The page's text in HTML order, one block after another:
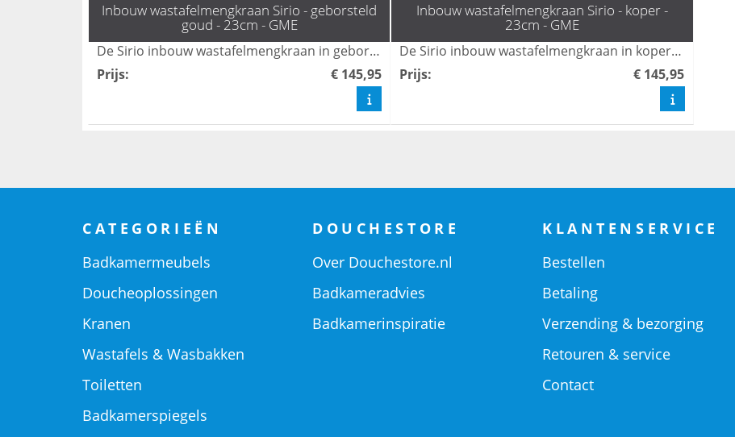
Inbouw wastafelmengkraan Sirio - geborsteld
goud - 23cm - GME
De Sirio inbouw wastafelmengkraan in geborsteld goud is een stijlvolle en moderne toevoeging voor elke badkamer. Met zijn strakke design en gebruiksvriendelijke bediening biedt deze kraan niet alleen functionaliteit, maar ook een luxe uitstraling. Perfect voor het creëren van een elegante en verfijnde sfeer in uw ruimte.
Prijs: € 145,95
Inbouw wastafelmengkraan Sirio - koper -
23cm - GME
De Sirio inbouw wastafelmengkraan in koper voegt een luxe en moderne uitstraling toe aan elke badkamer. Met zijn strakke design en duurzame materialen biedt deze mengkraan niet alleen functionaliteit, maar ook een stijlvolle aanvulling op uw interieur. Geniet van een comfortabele waterstroom en een gemakkelijke bediening met de Sirio wastafelmengkraan.
Prijs: € 145,95
CATEGORIEËN
Badkamermeubels
Doucheoplossingen
Kranen
Wastafels & Wasbakken
Toiletten
Badkamerspiegels
DOUCHESTORE
Over Douchestore.nl
Badkameradvies
Badkamerinspiratie
KLANTENSERVICE
Bestellen
Betaling
Verzending & bezorging
Retouren & service
Contact